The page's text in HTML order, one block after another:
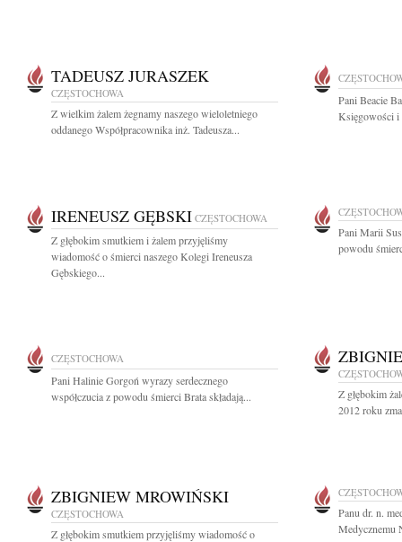
TADEUSZ JURASZEK
CZĘSTOCHOWA
Z wielkim żalem żegnamy naszego wieloletniego
oddanego Współpracownika inż. Tadeusza...
Pani Beacie
Księgowości i
IRENEUSZ GĘBSKI CZĘSTOCHOWA
Z głębokim smutkiem i żalem przyjęliśmy
wiadomość o śmierci naszego Kolegi Ireneusza
Gębskiego...
Pani Marii
powodu
CZĘSTOCHOWA
Pani Halinie Gorgoń wyrazy serdecznego
współczucia z powodu śmierci Brata składają...
Z głębokim
2012 roku
ZBIGNIEW MROWIŃSKI
CZĘSTOCHOWA
Z głębokim smutkiem przyjęliśmy wiadomość o
Panu dr. n.
Medycznemu